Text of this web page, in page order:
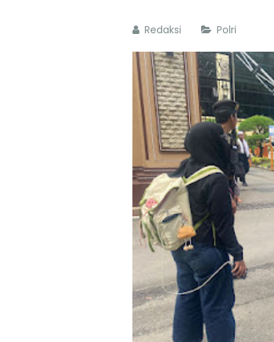
Redaksi Polri